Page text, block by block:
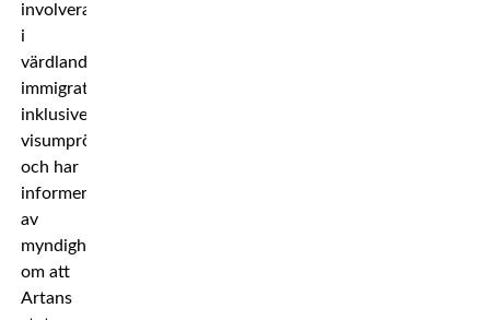
involverat
i
värdlandets
immigrationsprocesser,
inklusive
visumprövningar,
och har
informerats
av
myndigheterna
om att
Artans